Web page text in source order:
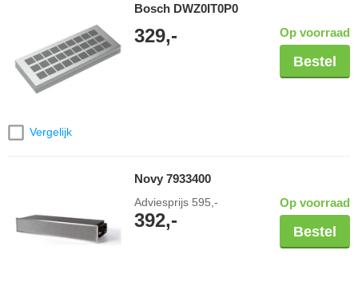
Vergelijk
Bosch DWZ0IT0P0
329,- Op voorraad
Bestel
Novy 7933400
Adviesprijs 595,-
392,-
Op voorraad
Bestel